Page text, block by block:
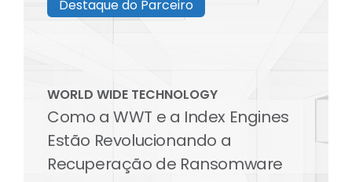
Destaque do Parceiro
WORLD WIDE TECHNOLOGY
Como a WWT e a Index Engines
Estão Revolucionando a
Recuperação de Ransomware